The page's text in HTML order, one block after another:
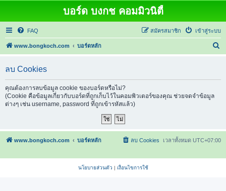
บอร์ด บงกช คอมมิวนิตี้
FAQ เข้าสู่ระบบ
สมัครสมาชิก
www.bongkoch.com บอร์ดหลัก
า
ลบ Cookies
คุณต้องการลบข้อมูล cookie ของบอร์ดหรือไม่?
(Cookie คือข้อมูลเกี่ยวกับบอร์ดที่ถูกเก็บไว้ในคอมพิวเตอร์ของคุณ ช่วยจดจำข้อมูล
ต่างๆ เช่น username, password ที่ถูกเข้ารหัสแล้ว)
www.bongkoch.com บอร์ดหลัก เวลาทั้งหมด UTC+07:00
ลบ Cookies
นโยบายส่วนตัว | เงื่อนไขการใช้